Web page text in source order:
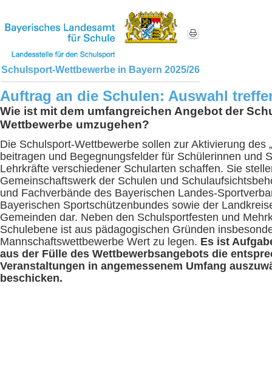
Schulsport-Wettbewerbe in Bayern 2025/26
Auftrag an die Schulen: Auswahl
Wie ist mit dem umfangreichen Angebot der
Wettbewerbe umzugehen?
Die Schulsport-Wettbewerbe sollen zur Aktivierung des
beitragen und Begegnungsfelder für Schülerinnen und
Lehrkräfte verschiedener Schularten schaffen. Sie
Gemeinschaftswerk der Schulen und
und Fachverbände des Bayerischen Landes-
Bayerischen Sportschützenbundes sowie der
Gemeinden dar. Neben den Schulsportfesten und
Schulebene ist aus pädagogischen Gründen
Mannschaftswettbewerbe Wert zu legen. Es ist
aus der Fülle des Wettbewerbsangebots die
Veranstaltungen in angemessenem Umfang
beschicken.